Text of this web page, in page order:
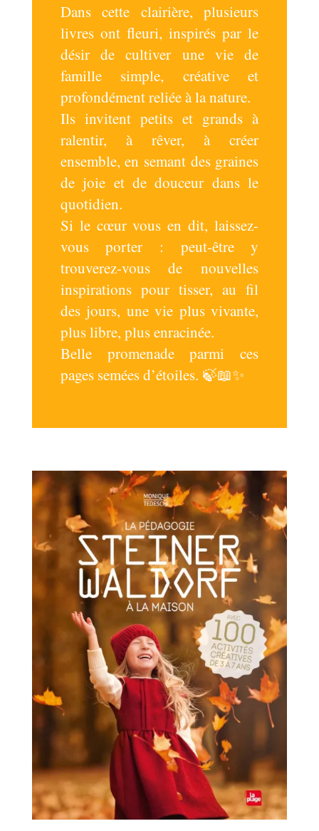
Dans cette clairière, plusieurs
livres ont fleuri, inspirés par le
désir de cultiver une vie de
famille simple, créative et
profondément reliée à la nature.
Ils invitent petits et grands à
ralentir, à rêver, à créer
ensemble, en semant des graines
de joie et de douceur dans le
quotidien.
Si le cœur vous en dit, laissez-
vous porter : peut-être y
trouverez-vous de nouvelles
inspirations pour tisser, au fil
des jours, une vie plus vivante,
plus libre, plus enracinée.
Belle promenade parmi ces
pages semées d’étoiles. 🍃📖✨